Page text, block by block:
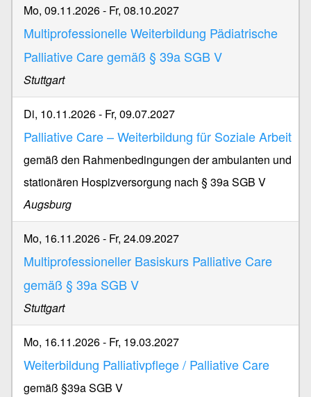
Mo, 09.11.2026- Fr, 08.10.2027
Multiprofessionelle Weiterbildung Pädiatrische
Palliative Care gemäß § 39a SGB V
Stuttgart
Di, 10.11.2026- Fr, 09.07.2027
Palliative Care – Weiterbildung für Soziale Arbeit
gemäß den Rahmenbedingungen der ambulanten und
stationären Hospizversorgung nach § 39a SGB V
Augsburg
Mo, 16.11.2026- Fr, 24.09.2027
Multiprofessioneller Basiskurs Palliative Care
gemäß § 39a SGB V
Stuttgart
Mo, 16.11.2026- Fr, 19.03.2027
Weiterbildung Palliativpflege / Palliative Care
gemäß §39a SGB V